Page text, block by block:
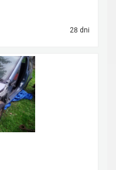
28 dni